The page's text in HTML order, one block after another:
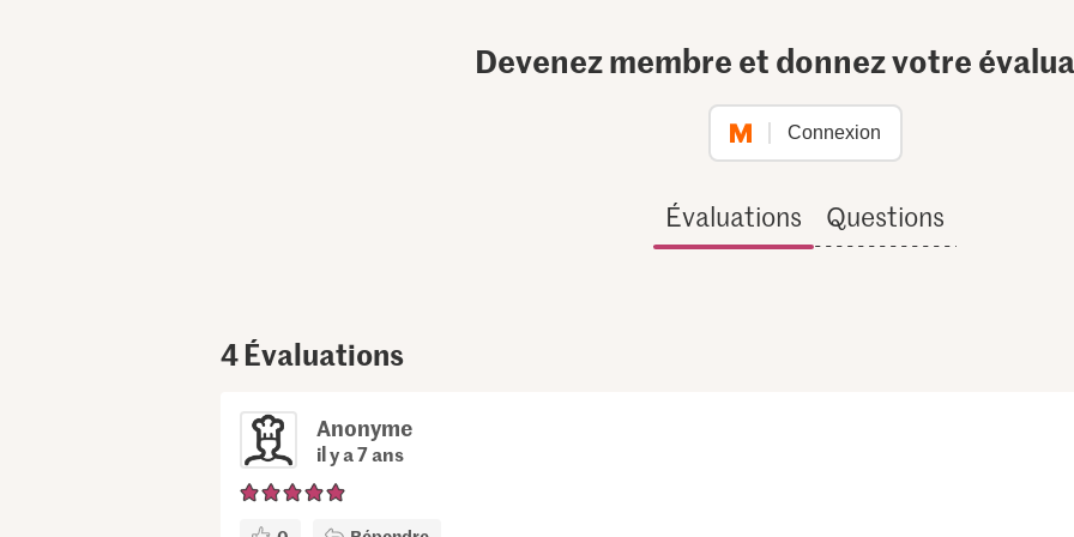
Devenez membre et donnez votre
Connexion
Évaluations Questions
4Évaluations
Anonyme
il y a 7 ans